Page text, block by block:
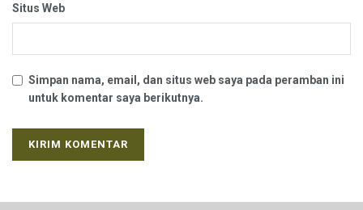
Situs Web
Simpan nama, email, dan situs web saya pada peramban ini
untuk komentar saya berikutnya.